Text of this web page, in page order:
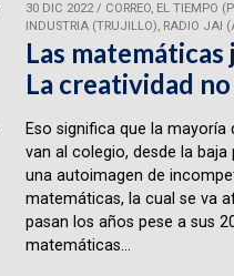
30 DIC 2022/ CORREO, EL TIEMPO
INDUSTRIA (TRUJILLO), RADIO JAI
Las
La creatividad no
Eso significa que la mayoría
van al colegio, desde la
una autoimagen de
matemáticas, la cual se va
pasan los años pese a sus
matemáticas...